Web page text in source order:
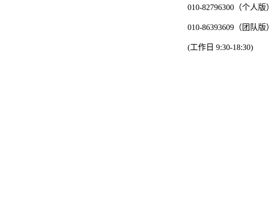
010-82796300（个人版）
010-86393609（团队版）
(工作日 9:30-18:30)